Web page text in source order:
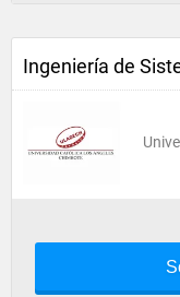
Ingeniería de